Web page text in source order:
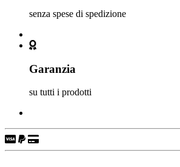
senza spese di spedizione
Garanzia
su tutti i prodotti